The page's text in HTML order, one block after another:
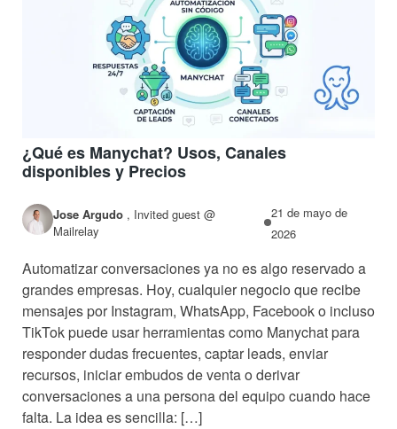
¿Qué es Manychat? Usos, Canales
disponibles y Precios
Jose Argudo, Invited guest @
Mailrelay
21 de mayo de
2026
Automatizar conversaciones ya no es algo reservado a
grandes empresas. Hoy, cualquier negocio que recibe
mensajes por Instagram, WhatsApp, Facebook o incluso
TikTok puede usar herramientas como Manychat para
responder dudas frecuentes, captar leads, enviar
recursos, iniciar embudos de venta o derivar
conversaciones a una persona del equipo cuando hace
falta. La idea es sencilla: […]